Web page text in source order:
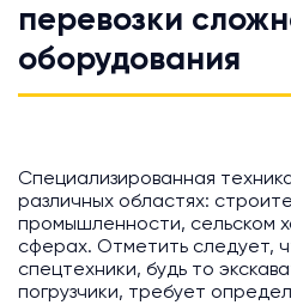
перевозки
оборудования
Специализированная
различных областях:
промышленности, сельском
сферах. Отметить следует,
спецтехники, будь то
погрузчики, требует